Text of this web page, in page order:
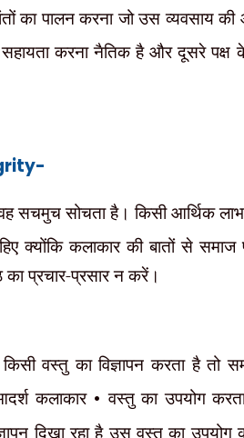
का पालन करना जो उस व्यवसाय की
सहायता करना नैतिक है और दूसरे
वह सचमुच सोचता है। किसी आर्थिक
क्योंकि कलाकार की बातों से
प्रचार-प्रसार न करें।
वस्तु का विज्ञापन करता है तो
कलाकार •वस्तु का उपयोग
दिखा रहा है उस वस्तु का